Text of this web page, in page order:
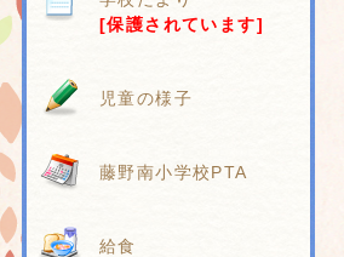
[保護されています]
児童の様子
藤野南小学校PTA
給食